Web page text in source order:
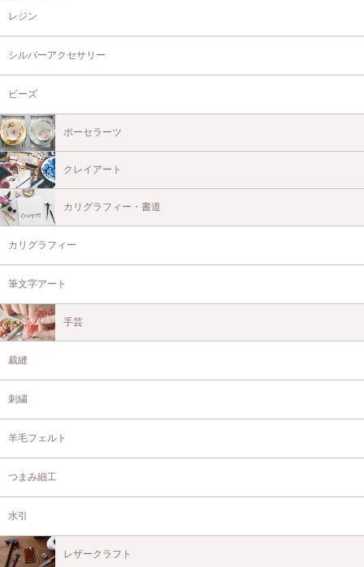
レジン
シルバーアクセサリー
ビーズ
ポーセラーツ
クレイアート
カリグラフィー・書道
カリグラフィー
筆文字アート
手芸
裁縫
刺繍
羊毛フェルト
つまみ細工
水引
レザークラフト